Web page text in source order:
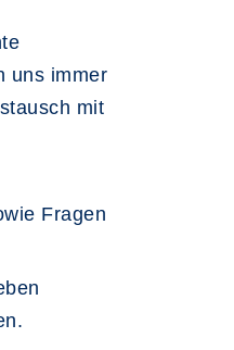
uns immer
mit
Fragen